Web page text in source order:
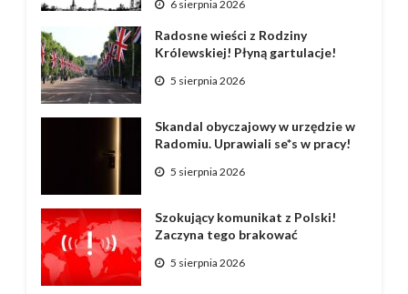
6 sierpnia 2026
Radosne wieści z Rodziny
Królewskiej! Płyną gartulacje!
5 sierpnia 2026
Skandal obyczajowy w urzędzie w
Radomiu. Uprawiali se*s w pracy!
5 sierpnia 2026
Szokujący komunikat z Polski!
Zaczyna tego brakować
5 sierpnia 2026